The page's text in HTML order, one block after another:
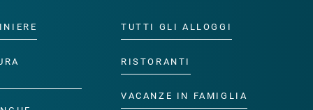
TUTTI GLI ALLOGGI
RISTORANTI
VACANZE IN FAMIGLIA